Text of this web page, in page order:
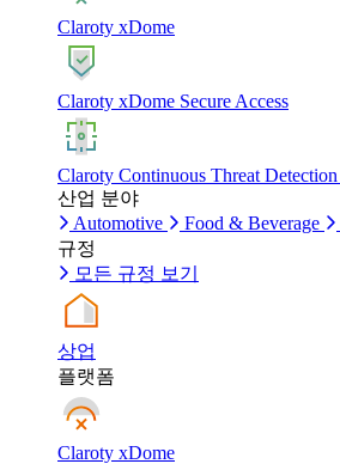
Claroty xDome
Claroty xDome Secure Access
Claroty Continuous Threat
산업 분야
Automotive
Food & Beverage
규정
모든 규정 보기
상업
플랫폼
Claroty xDome